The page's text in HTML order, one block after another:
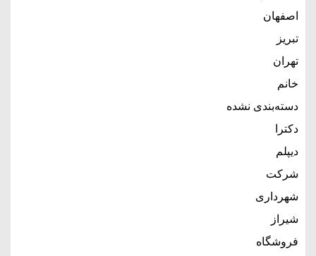
اصفهان
تبریز
تهران
خانم
دسته‌بندی نشده
دکترا
دیپلم
شرکت
شهرداری
شیراز
فروشگاه